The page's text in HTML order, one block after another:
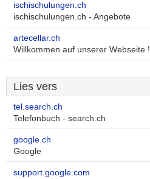
ischischulungen.ch
ischischulungen.ch - Angebote
artecellar.ch
Willkommen auf unserer Webseite !
Lies vers
tel.search.ch
Telefonbuch - search.ch
google.ch
Google
support.google.com